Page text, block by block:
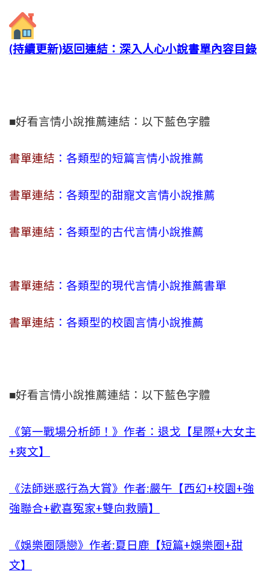
(持續更新)返回連結：深入人心小說書單內容目錄
■好看言情小說推薦連結：以下藍色字體
書單連結 ：各類型的短篇言情小說推薦
書單連結 ：各類型的甜寵文言情小說推薦
書單連結 ：各類型的古代言情小說推薦
書單連結 ：各類型的現代言情小說推薦書單
書單連結 ：各類型的校園言情小說推薦
■好看言情小說推薦連結：以下藍色字體
《第一戰場分析師！》作者：退戈【星際+大女主
+爽文】
《法師迷惑行為大賞》作者:嚴午【西幻+校園+強
強聯合+歡喜冤家+雙向救贖】
《娛樂圈隱戀》作者:夏日鹿【短篇+娛樂圈+甜
文】